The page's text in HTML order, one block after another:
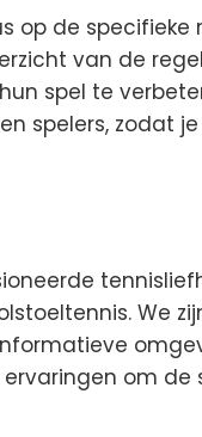
op de specifieke
van de
spel te
spelers, zodat
We
ervaringen om de